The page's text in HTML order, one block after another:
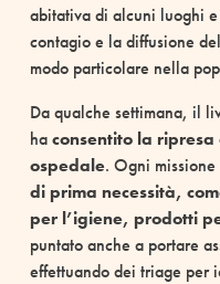
abitativa di alcuni luoghi
contagio e la diffusione
modo particolare nella
Da qualche settimana, il
haconsentito la
ospedale. Ogni
di prima necessità,
per l’igiene, prodotti
puntato anche a portare
effettuando dei triage per